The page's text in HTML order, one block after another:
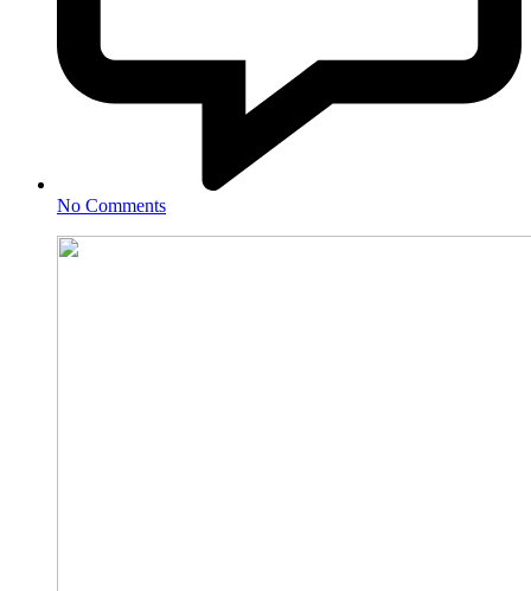
No Comments